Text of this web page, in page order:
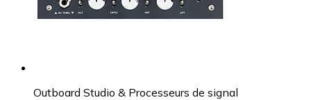
Outboard Studio & Processeurs de signal